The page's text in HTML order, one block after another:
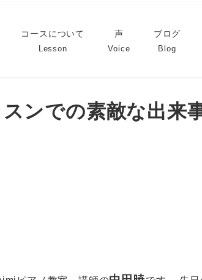
コースについて
Lesson
声
Voice
ブログ
Blog
ンでの素敵な出来